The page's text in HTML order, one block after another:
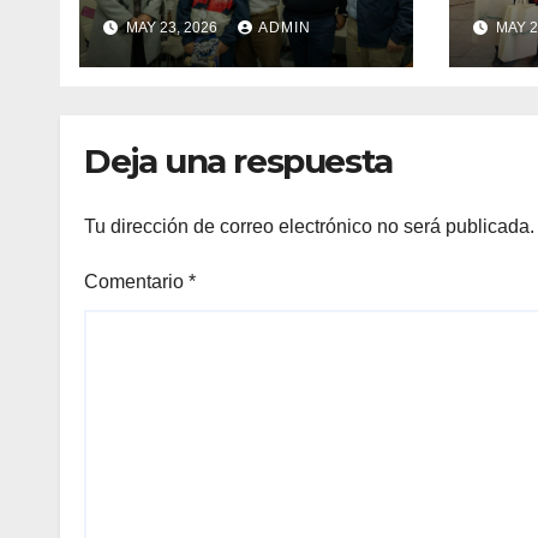
deportistas que
llevarán la bandera
maulina a
MAY 23, 2026 ADMIN MAY
Deja una respuesta
Tu dirección de correo electrónico no será publicada.
Comentario *